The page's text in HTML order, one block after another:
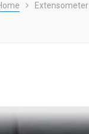
Extensometer